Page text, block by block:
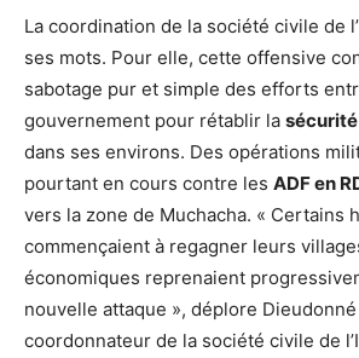
La coordination de la société civile de
ses mots. Pour elle, cette offensive
sabotage pur et simple des efforts
gouvernement pour rétablir la
dans ses environs. Des opérations
pourtant en cours contre les ADF en
vers la zone de Muchacha. « Certains
commençaient à regagner leurs
économiques reprenaient
nouvelle attaque », déplore Dieudonné
coordonnateur de la société civile de